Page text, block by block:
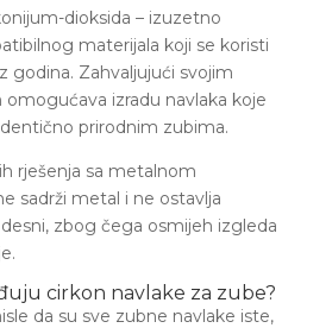
dioksida – izuzetno
materijala koji se koristi
godina. Zahvaljujući svojim
omogućava izradu navlaka koje
prirodnim zubima.
rješenja sa metalnom
sadrži metal i ne ostavlja
zbog čega osmijeh izgleda
cirkon navlake za zube?
da su sve zubne navlake iste,